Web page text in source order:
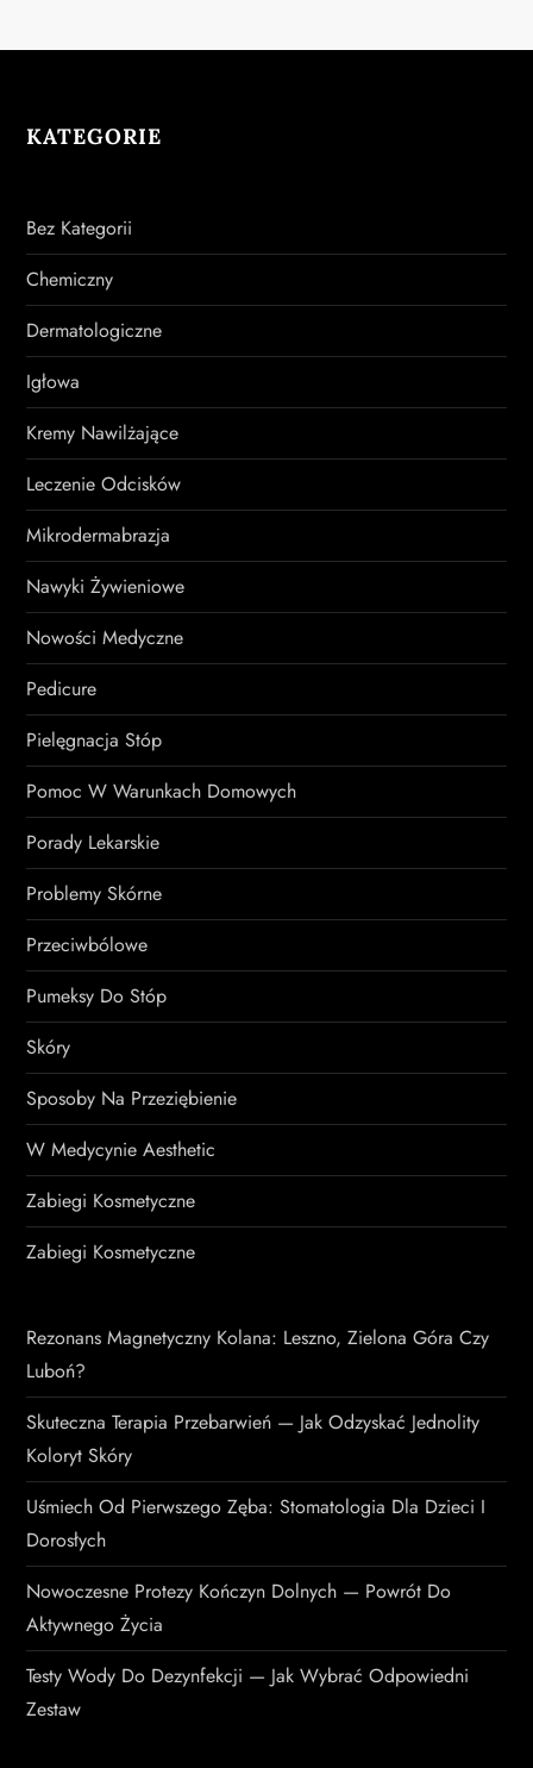
KATEGORIE
Bez Kategorii
Chemiczny
Dermatologiczne
Igłowa
Kremy Nawilżające
Leczenie Odcisków
Mikrodermabrazja
Nawyki Żywieniowe
Nowości Medyczne
Pedicure
Pielęgnacja Stóp
Pomoc W Warunkach Domowych
Porady Lekarskie
Problemy Skórne
Przeciwbólowe
Pumeksy Do Stóp
Skóry
Sposoby Na Przeziębienie
W Medycynie Aesthetic
Zabiegi Kosmetyczne
Zabiegi Kosmetyczne
Rezonans Magnetyczny Kolana: Leszno, Zielona Góra Czy
Luboń?
Skuteczna Terapia Przebarwień — Jak Odzyskać Jednolity
Koloryt Skóry
Uśmiech Od Pierwszego Zęba: Stomatologia Dla Dzieci I
Dorosłych
Nowoczesne Protezy Kończyn Dolnych — Powrót Do
Aktywnego Życia
Testy Wody Do Dezynfekcji — Jak Wybrać Odpowiedni
Zestaw